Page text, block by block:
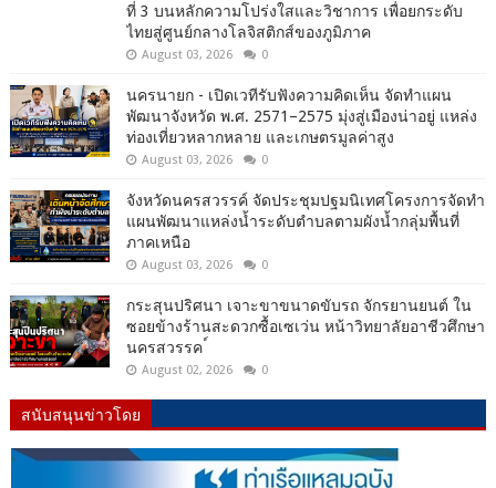
ที่ 3 บนหลักความโปร่งใสและวิชาการ เพื่อยกระดับ
ไทยสู่ศูนย์กลางโลจิสติกส์ของภูมิภาค
August 03, 2026 0
นครนายก - เปิดเวทีรับฟังความคิดเห็น จัดทำแผน
พัฒนาจังหวัด พ.ศ. 2571–2575 มุ่งสู่เมืองน่าอยู่ แหล่ง
ท่องเที่ยวหลากหลาย และเกษตรมูลค่าสูง
August 03, 2026 0
จังหวัดนครสวรรค์ จัดประชุมปฐมนิเทศโครงการจัดทำ
แผนพัฒนาแหล่งน้ำระดับตำบลตามผังน้ำกลุ่มพื้นที่
ภาคเหนือ
August 03, 2026 0
กระสุนปริศนา เจาะขาขนาดขับรถ จักรยานยนต์ ใน
ซอยข้างร้านสะดวกซื้อเซเว่น หน้าวิทยาลัยอาชีวศึกษา
นครสวรรค ์
August 02, 2026 0
สนับสนุนข่าวโดย